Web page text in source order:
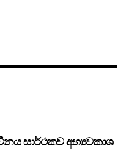
සාර්ථකව අභ්‍යවකාශ